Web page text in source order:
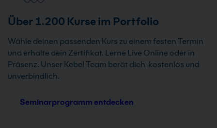
Über 1.200 Kurse im Portfolio
Wähle deinen passenden Kurs zu einem festen Termin
und erhalte dein Zertifikat. Lerne Live Online oder in
Präsenz. Unser Kebel Team berät dich kostenlos und
unverbindlich.
Seminarprogramm entdecken